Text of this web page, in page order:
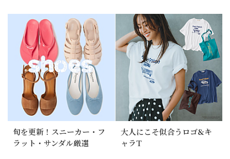
旬を更新！スニーカー・フ
ラット・サンダル厳選
大人にこそ似合うロゴ&キ
ャラT